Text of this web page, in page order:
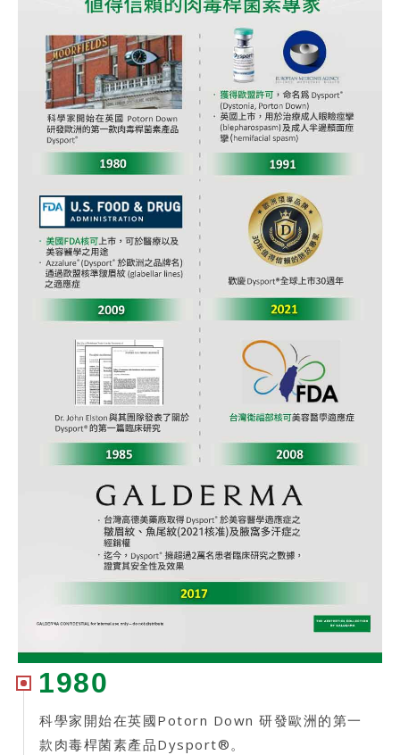
1980
科學家開始在英國Potorn Down 研發歐洲的第一
款肉毒桿菌素產品Dysport®。